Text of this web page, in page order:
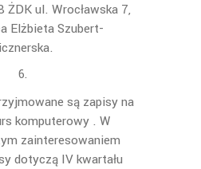
ŻDK ul. Wrocławska 7,
Elżbieta Szubert-
są zapisy na
komputerowy . W
zainteresowaniem
dotyczą IV kwartału